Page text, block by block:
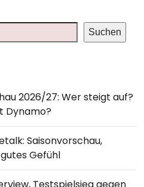
Suchen
2026/27: Wer steigt auf?
Dynamo?
Saisonvorschau,
Gefühl